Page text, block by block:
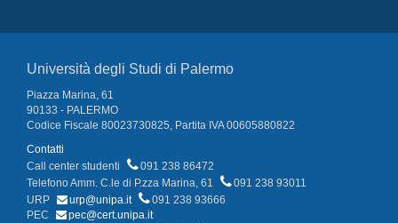
Università degli Studi di Palermo
Piazza Marina, 61
90133 - PALERMO
Codice Fiscale 80023730825, Partita IVA 00605880822
Contatti
Call center studenti
091 238 86472
Telefono Amm. C.le di P.zza Marina, 61
091 238 93011
URP
urp@unipa.it
091 238 93666
PEC
pec@cert.unipa.it